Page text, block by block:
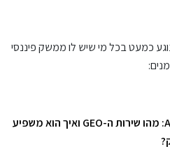
כמעט בכל מי שיש לו ממשק פיננסי
המלחמה על התשובה של ה-AI: מהו שירות ה-GEO ואיך הוא משפיע